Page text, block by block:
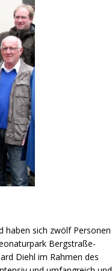
haben sich zwölf Personen
Bergstraße-
Diehl im Rahmen des